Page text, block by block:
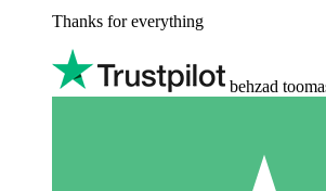
Thanks for everything
behzad